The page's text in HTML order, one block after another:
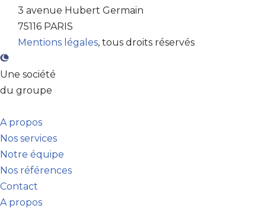
3 avenue Hubert Germain
75116 PARIS
Mentions légales, tous droits réservés
Une société
du groupe
A propos
Nos services
Notre équipe
Nos références
Contact
A propos